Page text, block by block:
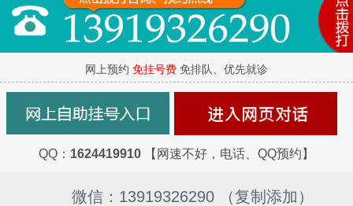
网上预约 免挂号费 免排队、优先就诊
QQ： 1624419910 【网速不好，电话、QQ预约】
微信：13919326290 （复制添加）